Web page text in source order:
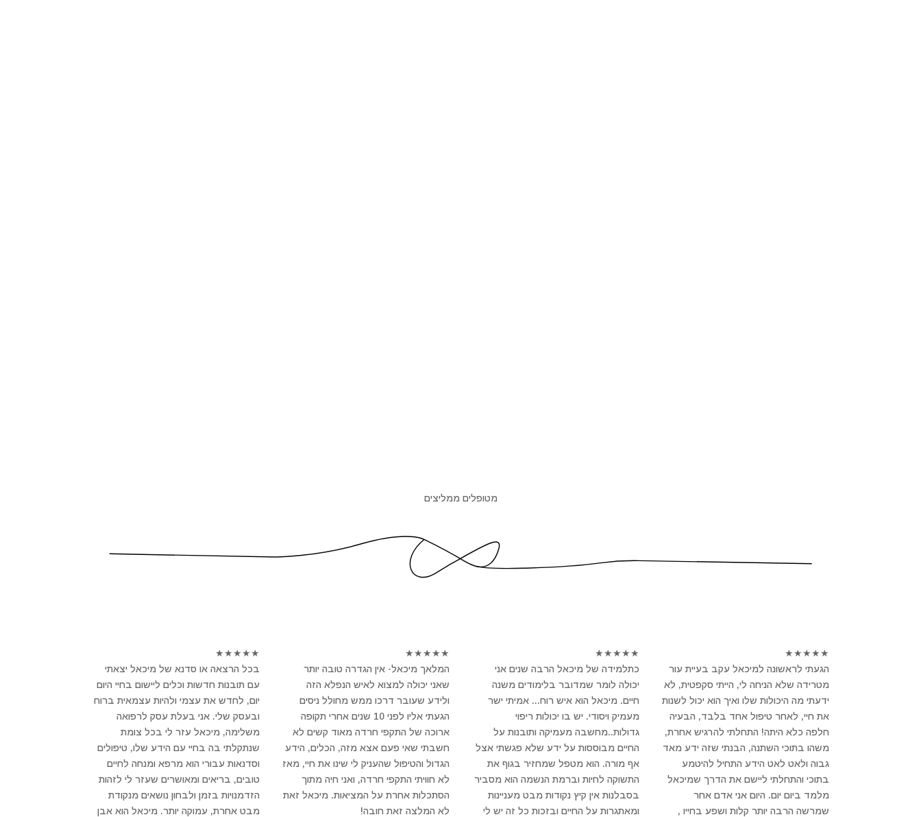
מטופלים ממליצים
★
★
★
★
★
בכל הרצאה או סדנא של מיכאל יצאתי
עם תובנות חדשות וכלים ליישום בחיי היום
יום, לחדש את עצמי ולהיות עצמאית ברוח
ובעסק שלי. אני בעלת עסק לרפואה
משלימה, מיכאל עזר לי בכל צומת
שנתקלתי בה בחיי עם הידע שלו, טיפולים
וסדנאות עבורי הוא מרפא ומנחה לחיים
טובים, בריאים ומאושרים שעזר לי לזהות
הזדמנויות בזמן ולבחון נושאים מנקודת
מבט אחרת, עמוקה יותר. מיכאל הוא אבן
★
★
★
★
★
המלאך מיכאל- אין הגדרה טובה יותר
שאני יכולה למצוא לאיש הנפלא הזה
ולידע שעובר דרכו ממש מחולל ניסים
הגעתי אליו לפני 10 שנים אחרי תקופה
ארוכה של התקפי חרדה מאוד קשים לא
חשבתי שאי פעם אצא מזה, הכלים, הידע
הגדול והטיפול שהעניק לי שינו את חיי, מאז
לא חוויתי התקפי חרדה, ואני חיה מתוך
הסתכלות אחרת על המציאות. מיכאל זאת
לא המלצה זאת חובה!
★
★
★
★
★
כתלמידה של מיכאל הרבה שנים אני
יכולה לומר שמדובר בלימודים משנה
חיים. מיכאל הוא איש רוח... אמיתי ישר
מעמיק ויסודי. יש בו יכולות ריפוי
גדולות..מחשבה מעמיקה ותובנות על
החיים מבוססות על ידע שלא פגשתי אצל
אף מורה. הוא מטפל שמחזיר בגוף את
התשוקה לחיות וברמת הנשמה הוא מסביר
בסבלנות אין קיץ נקודות מבט מעניינות
ומאתגרות על החיים ובזכות כל זה יש לי
★
★
★
★
★
הגעתי לראשונה למיכאל עקב בעיית עור
מטרידה שלא הניחה לי, הייתי סקפטית, לא
ידעתי מה היכולות שלו ואיך הוא יכול לשנות
את חיי, לאחר טיפול אחד בלבד, הבעיה
חלפה כלא היתה! התחלתי להרגיש אחרת,
משהו בתוכי השתנה, הבנתי שזה ידע מאד
גבוה ולאט לאט הידע התחיל להיטמע
בתוכי והתחלתי ליישם את הדרך שמיכאל
מלמד ביום יום. היום אני אדם אחר
שמרשה הרבה יותר קלות ושפע בחייו ,